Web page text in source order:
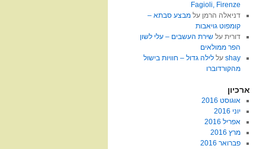
Fagioli, Firenze
דניאלה הרמן על מבצע סבתא –
קומפוט גויאבות
דוריתעל שירת העשבים – עלי לשון
הפר ממולאים
shayעל לילה גדול – חוויות בישול
מהקורדוברו
ארכיון
אוגוסט 2016
יוני 2016
אפריל 2016
מרץ 2016
פברואר 2016